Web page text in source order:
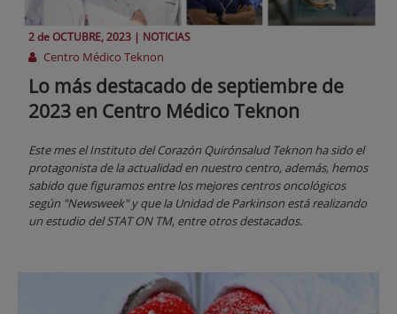
2 deOCTUBRE, 2023 | NOTICIAS
Centro Médico Teknon
Lo más destacado de septiembre de
2023 en Centro Médico Teknon
Este mes el Instituto del Corazón Quirónsalud Teknon ha sido el
protagonista de la actualidad en nuestro centro, además, hemos
sabido que figuramos entre los mejores centros oncológicos
según "Newsweek" y que la Unidad de Parkinson está realizando
un estudio del STAT ON TM, entre otros destacados.